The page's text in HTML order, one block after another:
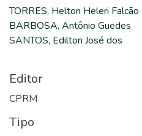
TORRES, Helton Heleri Falcão
BARBOSA, Antônio Guedes
SANTOS, Edilton José dos
Editor
CPRM
Tipo